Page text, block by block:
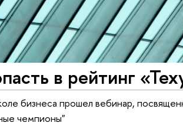
в рейтинг
бизнеса прошел вебинар,
чемпионы"